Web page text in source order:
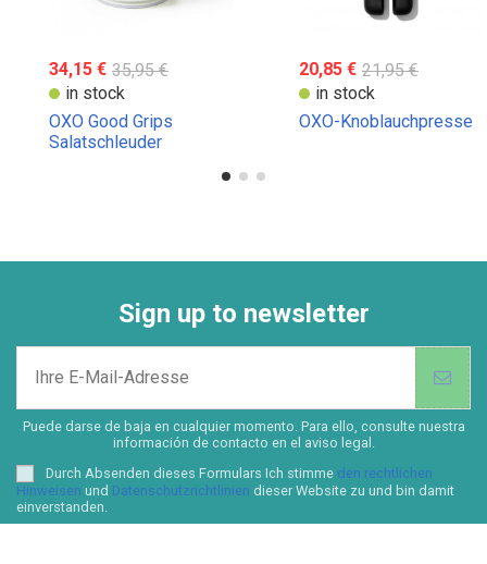
34,15 € 35,95 €
in stock
OXO Good Grips
Salatschleuder
20,85 € 21,95 €
in stock
OXO-Knoblauchpresse
Sign up to newsletter
Puede darse de baja en cualquier momento. Para ello, consulte nuestra
información de contacto en el aviso legal.
Durch Absenden dieses Formulars Ich stimme den rechtlichen
Hinweisen und Datenschutzrichtlinien dieser Website zu und bin damit
einverstanden.